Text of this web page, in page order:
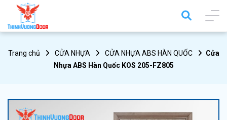
Trang chủ CỬA NHỰA CỬA NHỰA ABS HÀN QUỐC
Cửa
Nhựa ABS Hàn Quốc KOS 205-FZ805